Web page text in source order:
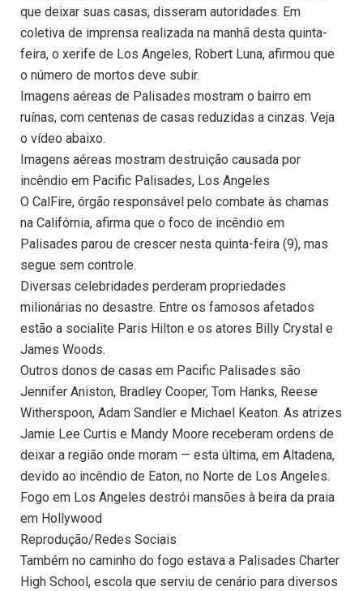
que deixar suas casas, disseram autoridades. Em
coletiva de imprensa realizada na manhã desta quinta-
feira, o xerife de Los Angeles, Robert Luna, afirmou que
o número de mortos deve subir.
Imagens aéreas de Palisades mostram o bairro em
ruínas, com centenas de casas reduzidas a cinzas. Veja
o vídeo abaixo.
Imagens aéreas mostram destruição causada por
incêndio em Pacific Palisades, Los Angeles
O CalFire, órgão responsável pelo combate às chamas
na Califórnia, afirma que o foco de incêndio em
Palisades parou de crescer nesta quinta-feira (9), mas
segue sem controle.
Diversas celebridades perderam propriedades
milionárias no desastre. Entre os famosos afetados
estão a socialite Paris Hilton e os atores Billy Crystal e
James Woods.
Outros donos de casas em Pacific Palisades são
Jennifer Aniston, Bradley Cooper, Tom Hanks, Reese
Witherspoon, Adam Sandler e Michael Keaton. As atrizes
Jamie Lee Curtis e Mandy Moore receberam ordens de
deixar a região onde moram — esta última, em Altadena,
devido ao incêndio de Eaton, no Norte de Los Angeles.
Fogo em Los Angeles destrói mansões à beira da praia
em Hollywood
Reprodução/Redes Sociais
Também no caminho do fogo estava a Palisades Charter
High School, escola que serviu de cenário para diversos